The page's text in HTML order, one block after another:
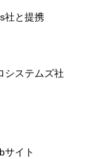
社と提携
システムズ社
サイト